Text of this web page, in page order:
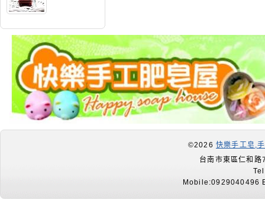
©2026 快樂手工皂,
台南市東區仁和
Mobile:0929040496